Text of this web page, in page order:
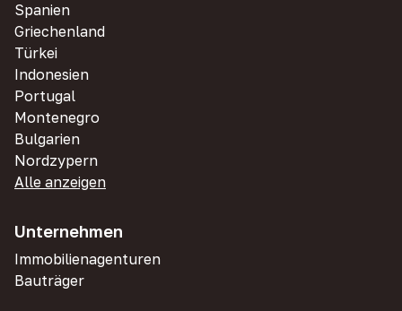
Spanien
Griechenland
Türkei
Indonesien
Portugal
Montenegro
Bulgarien
Nordzypern
Alle anzeigen
Unternehmen
Immobilienagenturen
Bauträger